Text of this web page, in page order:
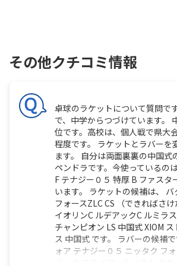
その他クチコミ情報
卓球のラケットについて質問で
で、中学からつづけています。
位です。高校は、個人戦で県大
程度です。 ラケットとラバーを
ます。 自分は両面裏裏の中国式
ペンドラです。今使っているの
F テナジー０５ 特厚 B ファスタ
います。 ラケットの候補は、
フォースZLC CS （できればさ
イオリンC ルデアックC ルミラ
チャンピオン LS 中国式 XIOM
ス 中国式 です。 ラバーの候補
ォア テナジー０５ ニッタク フ